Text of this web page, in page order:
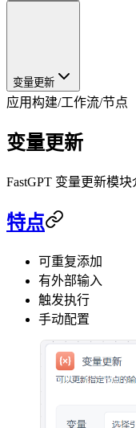
变量更新
应用构建/工作流/节点
变量更新
FastGPT 变量更新模块
特点
可重复添加
有外部输入
触发执行
手动配置